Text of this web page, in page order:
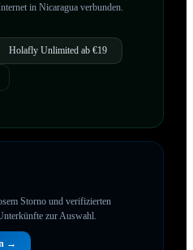
in Nicaragua verbunden.
Holafly Unlimited ab €19
Storno und verifizierten
zur Auswahl.
→